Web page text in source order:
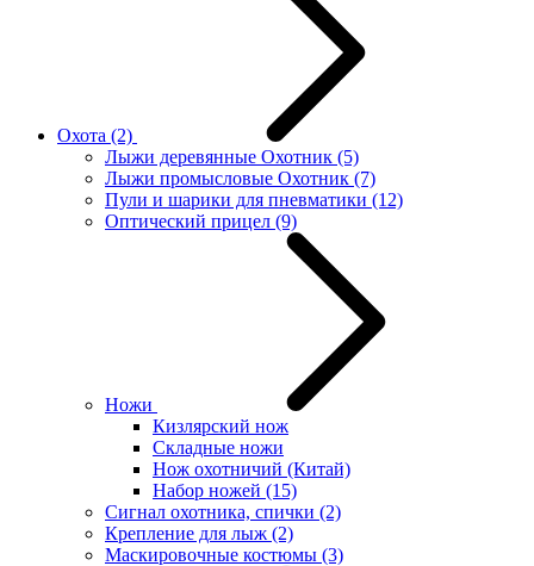
Охота (2)
Лыжи деревянные Охотник (5)
Лыжи промысловые Охотник (7)
Пули и шарики для пневматики (12)
Оптический прицел (9)
Ножи
Кизлярский нож
Складные ножи
Нож охотничий (Китай)
Набор ножей (15)
Сигнал охотника, спички (2)
Крепление для лыж (2)
Маскировочные костюмы (3)